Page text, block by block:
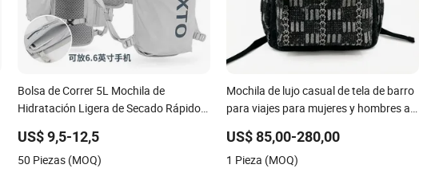
Bolsa de Correr 5L Mochila de
Hidratación Ligera de Secado Rápido
para Maratón para Hombres y Mujeres
Mochila para Montar Bolsa de Agua
US$ 9,5-12,5
50 Piezas (MOQ)
Mochila de lujo casual de tela de barro
para viajes para mujeres y hombres al
US$ 85,00-280,00
1 Pieza (MOQ)